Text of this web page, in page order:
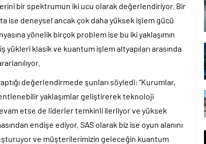
bir spektrumun iki ucu olarak değerlendiriyor. Bir
ise deneysel ancak çok daha yüksek işlem gücü
yönelik birçok problem ise bu iki yaklaşımın
yükleri klasik ve kuantum işlem altyapıları arasında
değerlendirmede şunları söyledi: “Kurumlar,
yaklaşımlar geliştirerek teknoloji
etse de liderler temkinli ilerliyor ve yüksek
endişe ediyor. SAS olarak biz ise oyun alanını
ve müşterilerimizin geleceğin kuantum